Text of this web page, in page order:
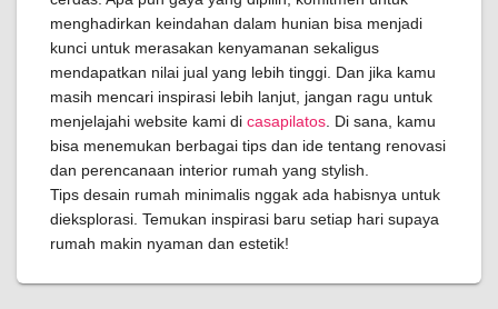
menghadirkan keindahan dalam hunian bisa menjadi
kunci untuk merasakan kenyamanan sekaligus
mendapatkan nilai jual yang lebih tinggi. Dan jika kamu
masih mencari inspirasi lebih lanjut, jangan ragu untuk
menjelajahi website kami di casapilatos . Di sana, kamu
bisa menemukan berbagai tips dan ide tentang renovasi
dan perencanaan interior rumah yang stylish.
Tips desain rumah minimalis nggak ada habisnya untuk
dieksplorasi. Temukan inspirasi baru setiap hari supaya
rumah makin nyaman dan estetik!